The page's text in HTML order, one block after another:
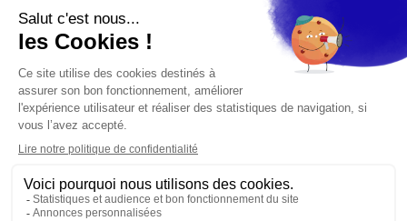
Accessibilité
Pour votre santé, mangez au moins cinq fruits et légumes par jour, plus
d’infos surwww.mangerbouger.fr
aux mineurs de moins de 18 ans
La preuve de majorité de l'acheteur est exigée au
moment de la vente en ligne. CODE DE LA SANTÉ